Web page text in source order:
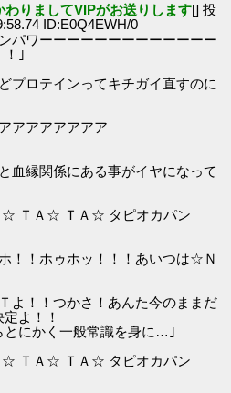
わりましてVIPがお送りします[] 投
ID:E0Q4EWH/0
パワーーーーーーーーーーーーー
！｣
プロテインってキチガイ直すのに
アアアアアアア
血縁関係にある事がイヤになって
☆ ＴＡ☆ ＴＡ☆ タピオカパン
！！ホゥホッ！！！あいつは☆Ｎ
よ！！つかさ！あんた今のままだ
よ！！
とにかく一般常識を身に…｣
☆ ＴＡ☆ ＴＡ☆ タピオカパン